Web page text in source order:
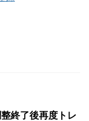
終了後再度トレ